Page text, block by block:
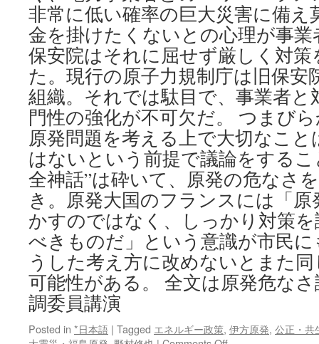
非常に低い確率の巨大災害に備え
金を掛けたくないとの心理が事
保安院はそれに屈せず厳しく対
た。現行の原子力規制庁は旧保安
組織。それでは駄目で、事業者と
門性の強化が不可欠だ。 つまび
原発問題を考える上で大切なこと
はないという前提で議論をする
全神話”は砕いて、原発の危なさ
き。原発大国のフランスには「
かすのではなく、しっかり対策
べきものだ」という意識が市民
うした考え方に改めないとまた
可能性がある。 全文は原発危な
調委員講演
Posted in *日本語 | Tagged エネルギー政策, 伊方原発, 公正・共